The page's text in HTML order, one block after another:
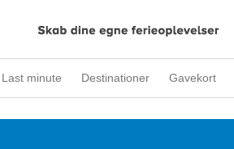
Last minute Destinationer Gavekort